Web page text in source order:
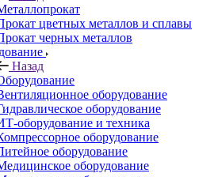
цветных металлов и сплавы
черных металлов
Назад
оборудование
оборудование
оборудование и техника
оборудование
оборудование
оборудование